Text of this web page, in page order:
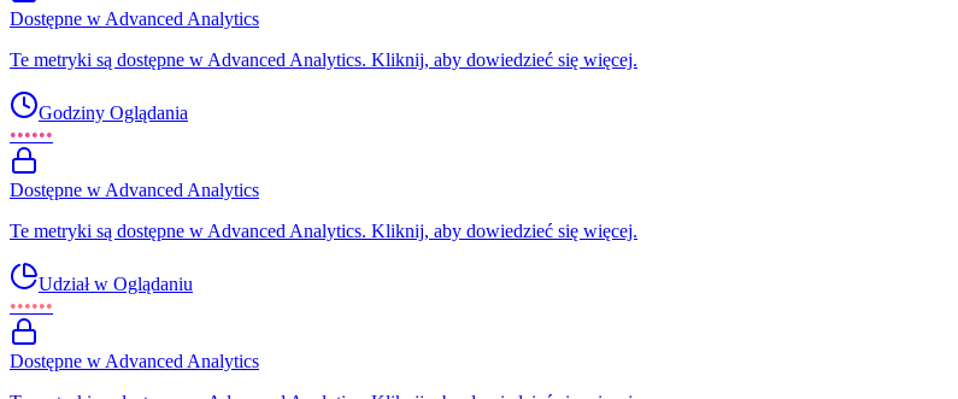
Dostępne w Advanced Analytics
Te metryki są dostępne w Advanced Analytics. Kliknij, aby dowiedzieć się więcej.
Godziny Oglądania
••••••
Dostępne w Advanced Analytics
Te metryki są dostępne w Advanced Analytics. Kliknij, aby dowiedzieć się więcej.
Udział w Oglądaniu
••••••
Dostępne w Advanced Analytics